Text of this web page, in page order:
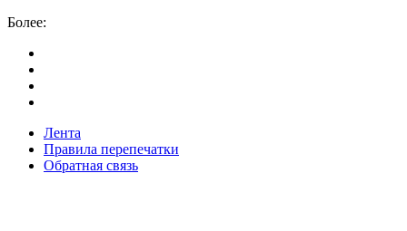
Более:
Лента
Правила перепечатки
Обратная связь